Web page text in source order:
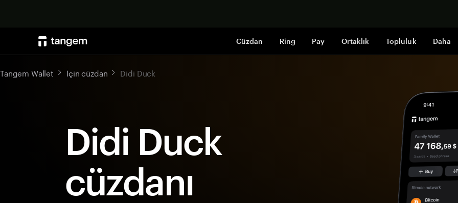
Cüzdan Ring Pay Ortaklık Topluluk Daha
Tangem Wallet İçin cüzdan Didi Duck
Didi Duck
cüzdanı